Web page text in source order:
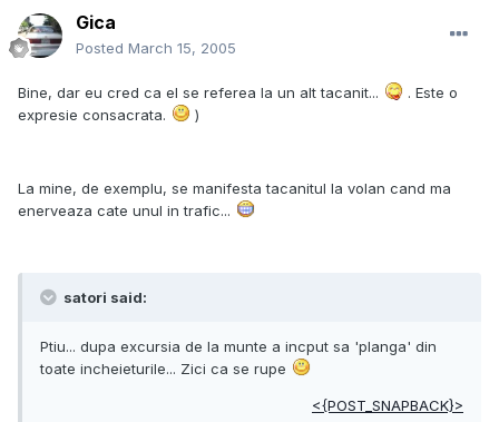
Gica
Posted March 15, 2005
Bine, dar eu cred ca el se referea la un alt tacanit...
. Este o
expresie consacrata.
)
La mine, de exemplu, se manifesta tacanitul la volan cand ma
enerveaza cate unul in trafic...
satori said:
Ptiu... dupa excursia de la munte a incput sa 'planga' din
toate incheieturile... Zici ca se rupe
<{POST_SNAPBACK}>